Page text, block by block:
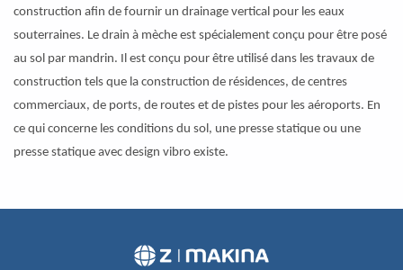
construction afin de fournir un drainage vertical pour les eaux
souterraines. Le drain à mèche est spécialement conçu pour être posé
au sol par mandrin. Il est conçu pour être utilisé dans les travaux de
construction tels que la construction de résidences, de centres
commerciaux, de ports, de routes et de pistes pour les aéroports. En
ce qui concerne les conditions du sol, une presse statique ou une
presse statique avec design vibro existe.